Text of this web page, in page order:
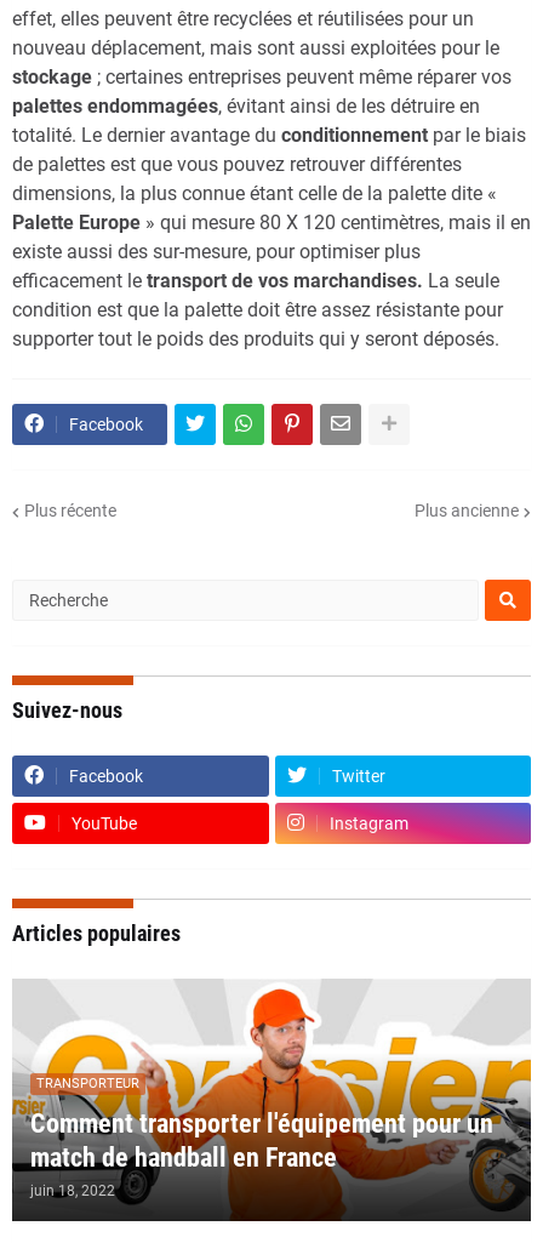
effet, elles peuvent être recyclées et réutilisées pour un
nouveau déplacement, mais sont aussi exploitées pour le
stockage ; certaines entreprises peuvent même réparer vos
palettes endommagées, évitant ainsi de les détruire en
totalité. Le dernier avantage du conditionnement par le biais
de palettes est que vous pouvez retrouver différentes
dimensions, la plus connue étant celle de la palette dite «
Palette Europe » qui mesure 80 X 120 centimètres, mais il en
existe aussi des sur-mesure, pour optimiser plus
efficacement le transport de vos marchandises. La seule
condition est que la palette doit être assez résistante pour
supporter tout le poids des produits qui y seront déposés.
Facebook
Plus récente Plus ancienne
Suivez-nous
Facebook Twitter
YouTube Instagram
Articles populaires
TRANSPORTEUR
Comment transporter l'équipement pour un
match de handball en France
juin 18, 2022